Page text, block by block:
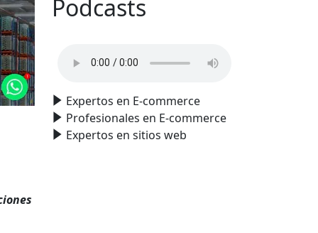
Podcasts
Expertos en E-commerce
Profesionales en E-commerce
Expertos en sitios web